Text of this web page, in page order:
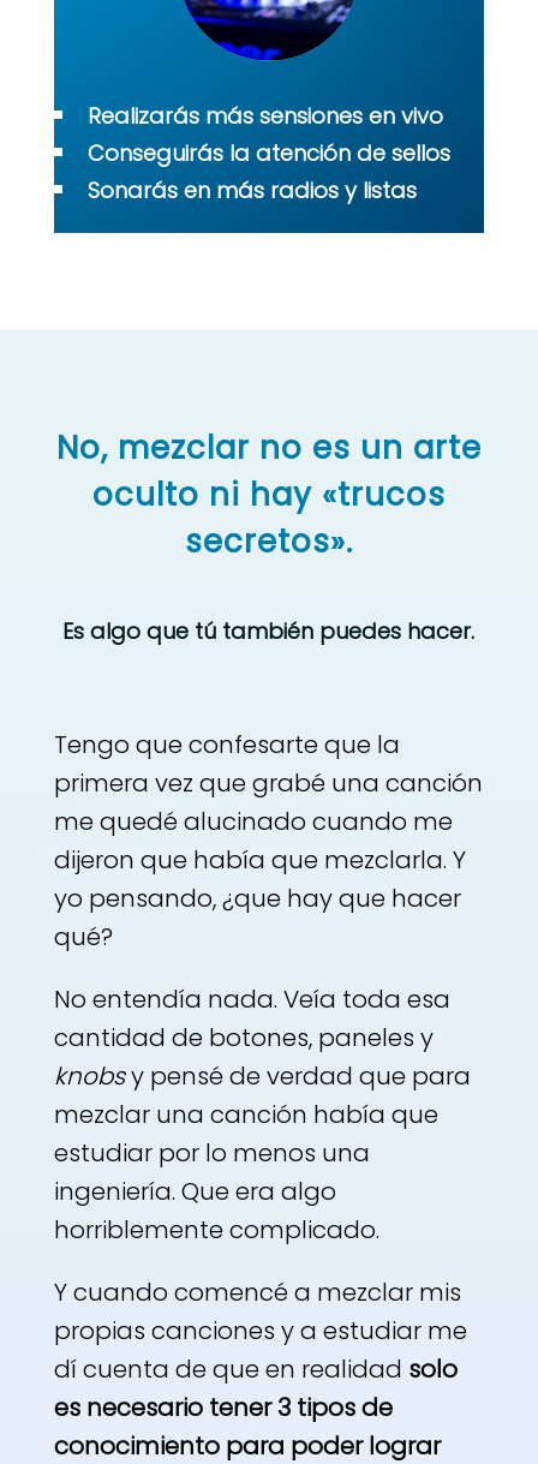
Realizarás más sensiones en vivo
Conseguirás la atención de sellos
Sonarás en más radios y listas
No, mezclar no es un arte
oculto ni hay «trucos
secretos».
Es algo que tú también puedes hacer.
Tengo que confesarte que la
primera vez que grabé una canción
me quedé alucinado cuando me
dijeron que había que mezclarla. Y
yo pensando, ¿que hay que hacer
qué?
No entendía nada. Veía toda esa
cantidad de botones, paneles y
knobsy pensé de verdad que para
mezclar una canción había que
estudiar por lo menos una
ingeniería. Que era algo
horriblemente complicado.
Y cuando comencé a mezclar mis
propias canciones y a estudiar me
dí cuenta de que en realidad solo
es necesario tener 3 tipos de
conocimiento para poder lograr